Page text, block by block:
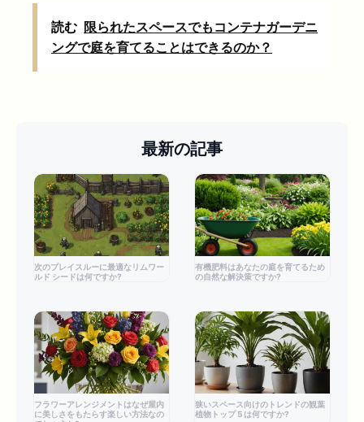
読む 限られたスペースでもコンテナガーデニ
ングで庭を育てることはできるのか？
最新の記事
次のプレイスルーに最適なリムワー
ルド シードは何ですか?
有機肥料はあなたの庭を育てるため
の自然な解決策ですか?
フラワーアレンジメントはなぜ屋内
に美しさをもたらす楽しい方法なの
狭いスペース向けのトレンドの観葉
植物トップ 5 は何ですか?